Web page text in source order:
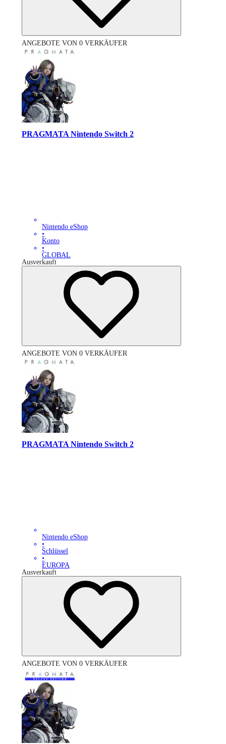
ANGEBOTE VON 0 VERKÄUFER
PRAGMATA Nintendo Switch 2
Nintendo eShop
•
Konto
•
GLOBAL
Ausverkauft
ANGEBOTE VON 0 VERKÄUFER
PRAGMATA Nintendo Switch 2
Nintendo eShop
•
Schlüssel
•
EUROPA
Ausverkauft
ANGEBOTE VON 0 VERKÄUFER